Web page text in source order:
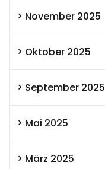
November 2025
Oktober 2025
September 2025
Mai 2025
März 2025